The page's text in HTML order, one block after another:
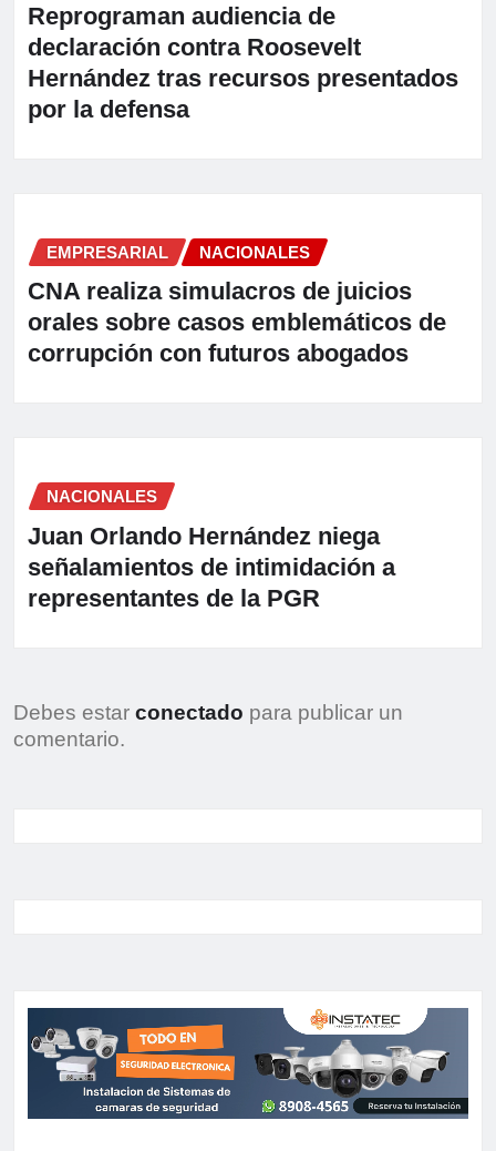
Reprograman audiencia de
declaración contra Roosevelt
Hernández tras recursos presentados
por la defensa
EMPRESARIAL NACIONALES
CNA realiza simulacros de juicios
orales sobre casos emblemáticos de
corrupción con futuros abogados
NACIONALES
Juan Orlando Hernández niega
señalamientos de intimidación a
representantes de la PGR
Debes estar conectado para publicar un
comentario.